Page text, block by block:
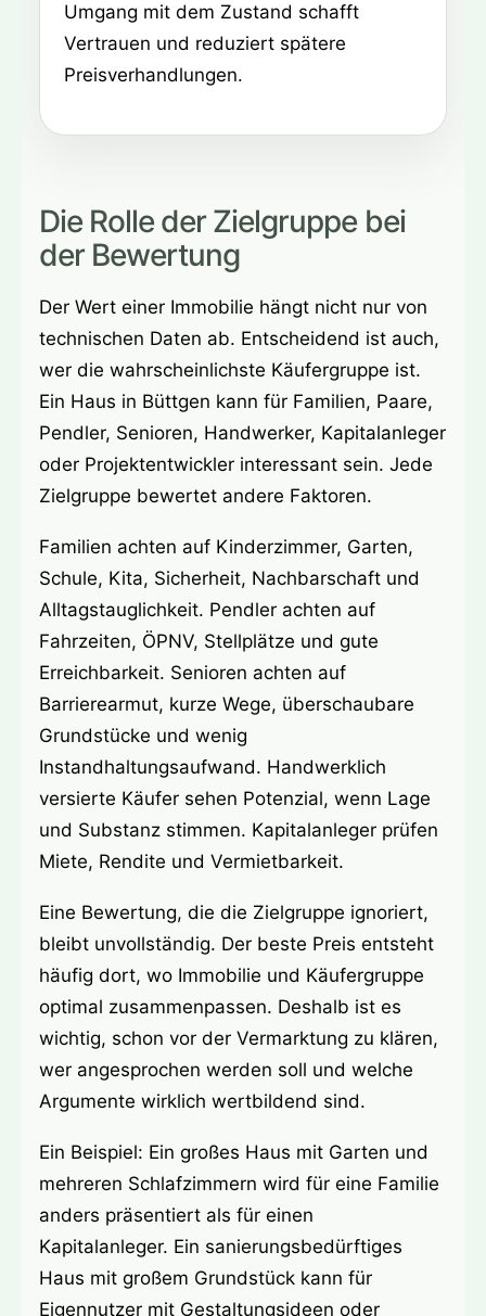
Umgang mit dem Zustand schafft
Vertrauen und reduziert spätere
Preisverhandlungen.
Die Rolle der Zielgruppe bei
der Bewertung
Der Wert einer Immobilie hängt nicht nur von
technischen Daten ab. Entscheidend ist auch,
wer die wahrscheinlichste Käufergruppe ist.
Ein Haus in Büttgen kann für Familien, Paare,
Pendler, Senioren, Handwerker, Kapitalanleger
oder Projektentwickler interessant sein. Jede
Zielgruppe bewertet andere Faktoren.
Familien achten auf Kinderzimmer, Garten,
Schule, Kita, Sicherheit, Nachbarschaft und
Alltagstauglichkeit. Pendler achten auf
Fahrzeiten, ÖPNV, Stellplätze und gute
Erreichbarkeit. Senioren achten auf
Barrierearmut, kurze Wege, überschaubare
Grundstücke und wenig
Instandhaltungsaufwand. Handwerklich
versierte Käufer sehen Potenzial, wenn Lage
und Substanz stimmen. Kapitalanleger prüfen
Miete, Rendite und Vermietbarkeit.
Eine Bewertung, die die Zielgruppe ignoriert,
bleibt unvollständig. Der beste Preis entsteht
häufig dort, wo Immobilie und Käufergruppe
optimal zusammenpassen. Deshalb ist es
wichtig, schon vor der Vermarktung zu klären,
wer angesprochen werden soll und welche
Argumente wirklich wertbildend sind.
Ein Beispiel: Ein großes Haus mit Garten und
mehreren Schlafzimmern wird für eine Familie
anders präsentiert als für einen
Kapitalanleger. Ein sanierungsbedürftiges
Haus mit großem Grundstück kann für
Eigennutzer mit Gestaltungsideen oder